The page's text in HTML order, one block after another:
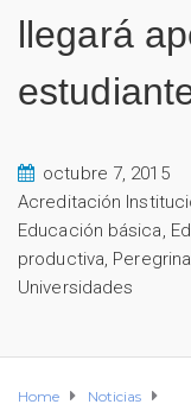
llegará
octubre 7, 2015
Acreditación
Educación básica,
productiva,
Universidades
Home
Noticias